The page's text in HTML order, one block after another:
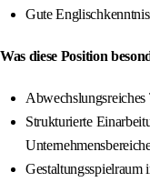
Gute
Was diese Position
Abwechslungsreiches
Strukturierte